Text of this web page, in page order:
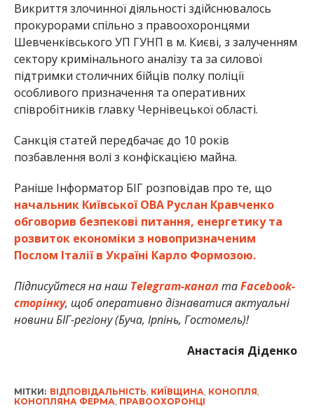
Викриття злочинної діяльності здійснювалось
прокурорами спільно з правоохоронцями
Шевченківського УП ГУНП в м. Києві, з залученням
сектору кримінального аналізу та за силової
підтримки столичних бійців полку поліції
особливого призначення та оперативних
співробітників главку Чернівецької області.
Санкція статей передбачає до 10 років
позбавлення волі з конфіскацією майна.
Раніше Інформатор БІГ розповідав про те, що
начальник Київської ОВА Руслан Кравченко
обговорив безпекові питання, енергетику та
розвиток економіки з новопризначеним
Послом Італії в Україні Карло Формозою.
Підписуйтеся на наш Telegram-канал таFacebook-
сторінку, щоб оперативно дізнаватися актуальні
новини БІГ-регіону (Буча, Ірпінь, Гостомель)!
Анастасія Діденко
МІТКИ: ВІДПОВІДАЛЬНІСТЬ, КИЇВЩИНА, КОНОПЛЯ,
КОНОПЛЯНА ФЕРМА, ПРАВООХОРОНЦІ